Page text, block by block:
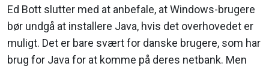
Ed Bott slutter med at anbefale, at Windows-brugere
bør undgå at installere Java, hvis det overhovedet er
muligt. Det er bare svært for danske brugere, som har
brug for Java for at komme på deres netbank. Men